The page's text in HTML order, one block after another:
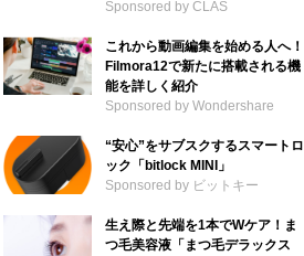
Sponsored by CLAS
これから動画編集を始める人へ！
Filmora12で新たに搭載される機
能を詳しく紹介
Sponsored by Wondershare
“安心”をサブスクするスマートロ
ック「bitlock MINI」
Sponsored by ビットキー
生え際と先端を1本でWケア！ま
つ毛美容液「まつ毛デラックス